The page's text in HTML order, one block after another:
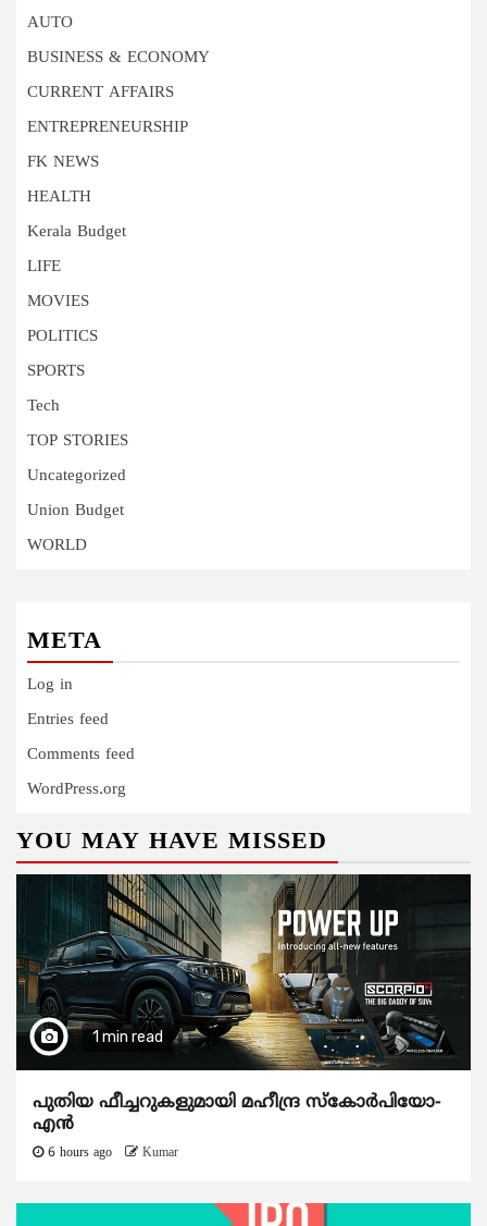
AUTO
BUSINESS & ECONOMY
CURRENT AFFAIRS
ENTREPRENEURSHIP
FK NEWS
HEALTH
Kerala Budget
LIFE
MOVIES
POLITICS
SPORTS
Tech
TOP STORIES
Uncategorized
Union Budget
WORLD
META
Log in
Entries feed
Comments feed
WordPress.org
YOU MAY HAVE MISSED
1 min read
പുതിയ ഫീച്ചറുകളുമായി മഹീന്ദ്ര സ്കോർപിയോ-
എൻ
6 hours ago Kumar